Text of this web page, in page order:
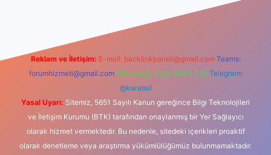
Reklam ve İletişim: E-mail: backlinkpaneli@gmail.com Teams:
forumhizmeti@gmail.com Whatsapp: 0262 606 0 726 Telegram:
@karabul
Yasal Uyarı: Sitemiz, 5651 Sayılı Kanun gereğince Bilgi Teknolojileri
ve İletişim Kurumu (BTK) tarafından onaylanmış bir Yer Sağlayıcı
olarak hizmet vermektedir. Bu nedenle, sitedeki içerikleri proaktif
olarak denetleme veya araştırma yükümlülüğümüz bulunmamaktadır.